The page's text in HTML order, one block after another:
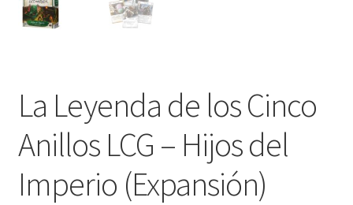
La Leyenda de los Cinco
Anillos LCG – Hijos del
Imperio (Expansión)